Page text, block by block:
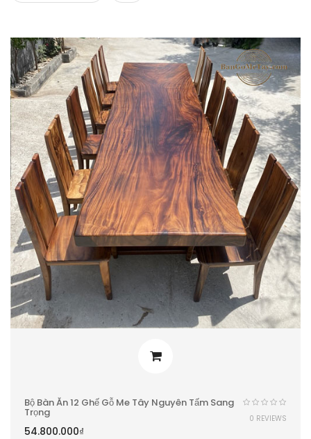
Bộ Bàn Ăn 12 Ghế Gỗ Me Tây Nguyên Tấm Sang
Trọng
54.800.000₫
0 REVIEWS